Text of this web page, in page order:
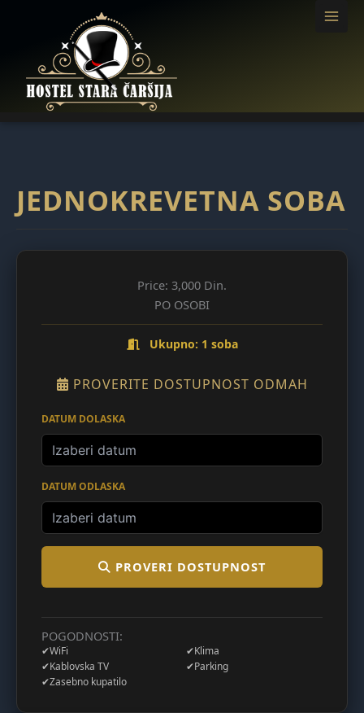
sadržajJEDNOKREVETNA SOBA
Price: 3,000 Din.
PO OSOBI
Ukupno: 1 soba
PROVERITE DOSTUPNOST ODMAH
DATUM DOLASKA
DATUM ODLASKA
PROVERI DOSTUPNOST
POGODNOSTI:
✔WiFi ✔Klima
✔Kablovska TV ✔Parking
✔Zasebno kupatilo